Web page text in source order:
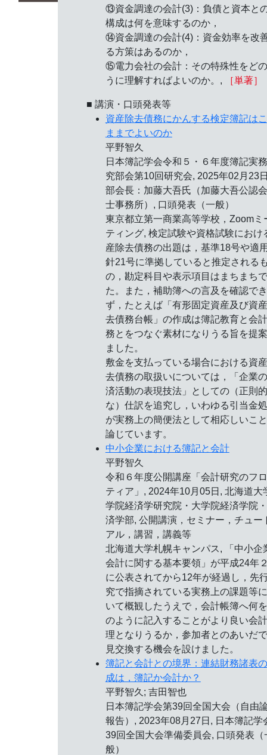
⑬資金調達の会計(3)：負債と資本と
構成は何を意味するのか，
⑭資金調達の会計(4)：資金効率を改
る方策はあるのか，
⑮電力会社の会計：その特殊性をど
うに理解すればよいのか。,
［単著］
■ 講演・口頭発表等
資産除去債務にかんする検定簿記は
ままでよいのか
平野智久
日本簿記学会令和５・６年度簿記実
究部会第10回研究会, 2025年02月23
部会長：加藤大吾氏（加藤大吾公認
士事務所）, 口頭発表（一般）
東京都立第一商業高等学校，Zoomミ
ティング, 検定試験や資格試験におけ
産除去債務の出題は，基準18号や適
針21号に準拠していると推定される
の，勘定科目や表示項目はまちまち
た。また，補助簿への言及を確認でき
ず，たとえば「有形固定資産及び資
去債務台帳」の作成は簿記教育と会
務とをつなぐ素材になりうる旨を提
ました。
敷金を支払っている場合における資
去債務の取扱いについては，「企業
済活動の表現技法」としての（正則的
な）仕訳を追究し，いわゆる引当金
が実務上の簡便法として相応しいこ
論じています。
中小企業における簿記と会計
平野智久
令和６年度公開講座「会計研究のフ
ティア」, 2024年10月05日 , 北海道大
学院経済学研究院・大学院経済学院
済学部, 公開講演，セミナー，チュー
アル，講習，講義等
北海道大学札幌キャンパス, 「中小企
会計に関する基本要領」が平成24年
に公表されてから12年が経過し，先
究で指摘されている実務上の課題等
いて概観したうえで，会計帳簿へ何
のように記入することがより良い会
理となりうるか，参加者とのあいだ
見交換する機会を設けました。
簿記と会計との境界：連結財務諸表
成は，簿記か会計か？
平野智久; 吉田智也
日本簿記学会第39回全国大会（自由
報告）, 2023年08月27日 , 日本簿記学
39回全国大会準備委員会, 口頭発表（
般）